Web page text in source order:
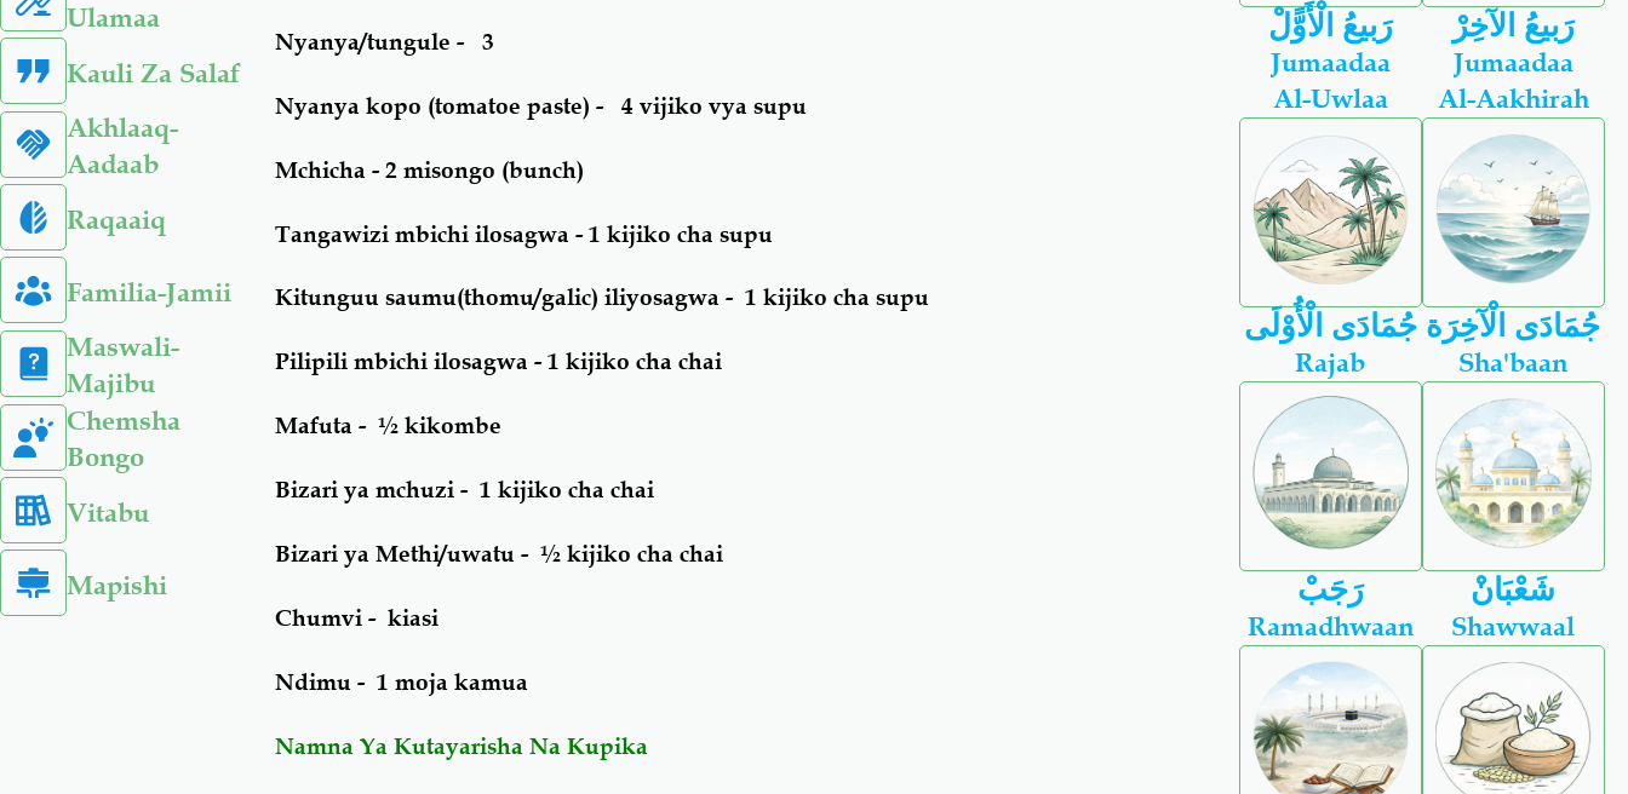
Ulamaa
Kauli Za Salaf
Akhlaaq-
Aadaab
Raqaaiq
Familia-Jamii
Maswali-
Majibu
Chemsha
Bongo
Vitabu
Mapishi
Nyanya/tungule - 3
Nyanya kopo (tomatoe paste) - 4 vijiko vya supu
Mchicha - 2 misongo (bunch)
Tangawizi mbichi ilosagwa - 1 kijiko cha supu
Kitunguu saumu(thomu/galic) iliyosagwa - 1 kijiko cha supu
Pilipili mbichi ilosagwa - 1 kijiko cha chai
Mafuta - ½ kikombe
Bizari ya mchuzi - 1 kijiko cha chai
Bizari ya Methi/uwatu - ½ kijiko cha chai
Chumvi - kiasi
Ndimu - 1 moja kamua
Namna Ya Kutayarisha Na Kupika
رَبيعُ الْأَوًّلْ رَبيعُ الآخِرْ
Jumaadaa
Al-Uwlaa
جُمَادَى الْأُوْلَى
Jumaadaa
Al-Aakhirah
جُمَادَى الْآخِرَة
Rajab
رَجَبْ
Sha'baan
شَعْبَانْ
Ramadhwaan Shawwaal